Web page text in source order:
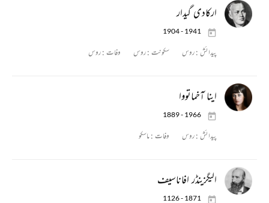
ارکادی گیدار
1904 - 1941
پیدائش :روس سکونت :روس وفات :روس
اینا آخماتووا
1889 - 1966
پیدائش :روس وفات :ماسکو
الیگزینڈر افاناسیف
1126 - 1871